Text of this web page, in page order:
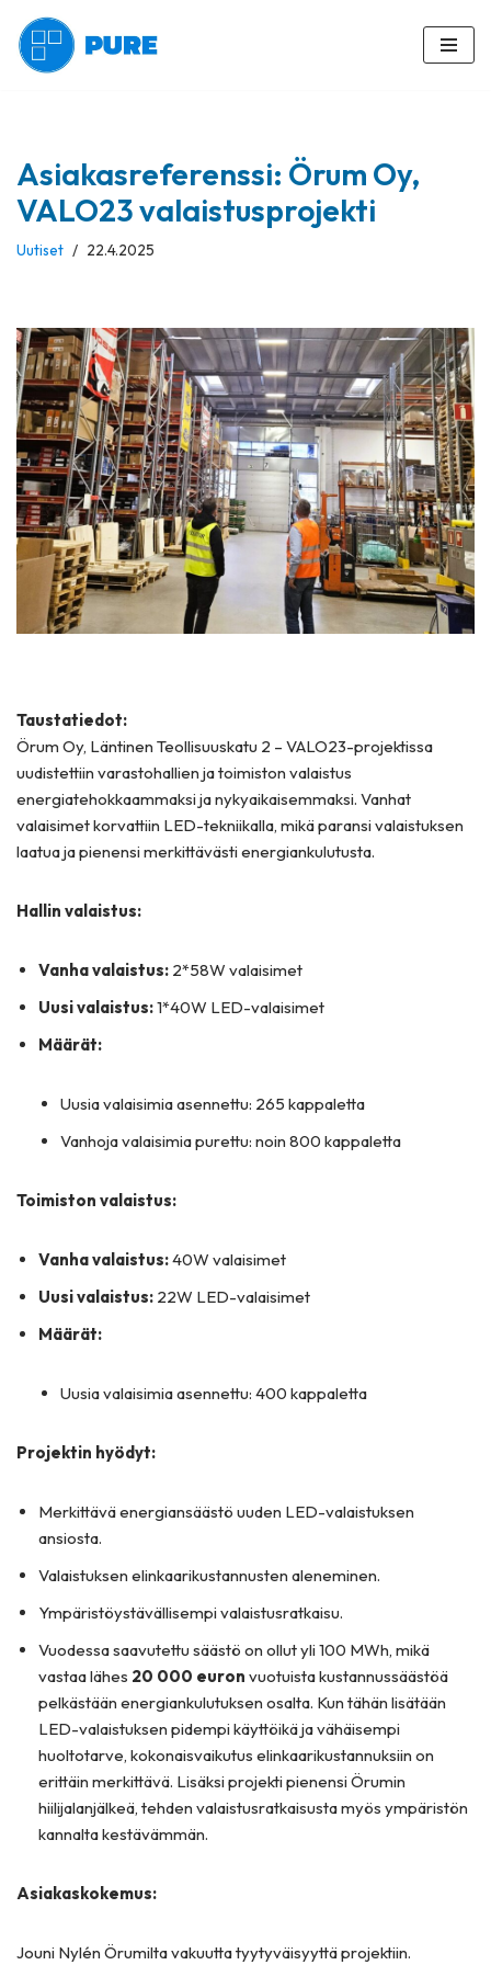
Siirry
Asiakasreferenssi: Örum Oy,
VALO23 valaistusprojekti
Uutiset 22.4.2025
Taustatiedot:
Örum Oy, Läntinen Teollisuuskatu 2 – VALO23-projektissa
uudistettiin varastohallien ja toimiston valaistus
energiatehokkaammaksi ja nykyaikaisemmaksi. Vanhat
valaisimet korvattiin LED-tekniikalla, mikä paransi valaistuksen
laatua ja pienensi merkittävästi energiankulutusta.
Hallin valaistus:
Vanha valaistus: 2*58W valaisimet
Uusi valaistus:1*40W LED-valaisimet
Määrät:
Uusia valaisimia asennettu: 265 kappaletta
Vanhoja valaisimia purettu: noin 800 kappaletta
Toimiston valaistus:
Vanha valaistus:40W valaisimet
Uusi valaistus: 22W LED-valaisimet
Määrät:
Uusia valaisimia asennettu: 400 kappaletta
Projektin hyödyt:
Merkittävä energiansäästö uuden LED-valaistuksen
ansiosta.
Valaistuksen elinkaarikustannusten aleneminen.
Ympäristöystävällisempi valaistusratkaisu.
Vuodessa saavutettu säästö on ollut yli 100 MWh, mikä
vastaa lähes 20 000 euron vuotuista kustannussäästöä
pelkästään energiankulutuksen osalta. Kun tähän lisätään
LED-valaistuksen pidempi käyttöikä ja vähäisempi
huoltotarve, kokonaisvaikutus elinkaarikustannuksiin on
erittäin merkittävä. Lisäksi projekti pienensi Örumin
hiilijalanjälkeä, tehden valaistusratkaisusta myös ympäristön
kannalta kestävämmän.
Asiakaskokemus:
Jouni Nylén Örumilta vakuutta tyytyväisyyttä projektiin.